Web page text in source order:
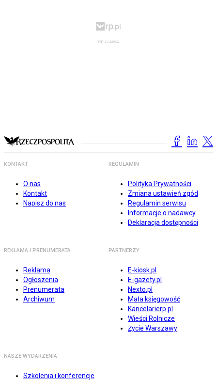
KONTAKT
O nas
Kontakt
Napisz do nas
REGULAMIN
Polityka Prywatności
Zmiana ustawień zgód
Regulamin serwisu
Informacje o nadawcy
Deklaracja dostępności
REKLAMA I PRENUMERATA
Reklama
Ogłoszenia
Prenumerata
Archiwum
PARTNERZY
E-kiosk.pl
E-gazety.pl
Nexto.pl
Mała księgowość
Kancelarierp.pl
Wieści Rolnicze
Życie Warszawy
NASZE WYDARZENIA
Szkolenia i konferencje